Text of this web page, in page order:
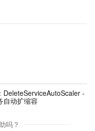
DeleteServiceAutoScaler -
自动扩缩容
吗？